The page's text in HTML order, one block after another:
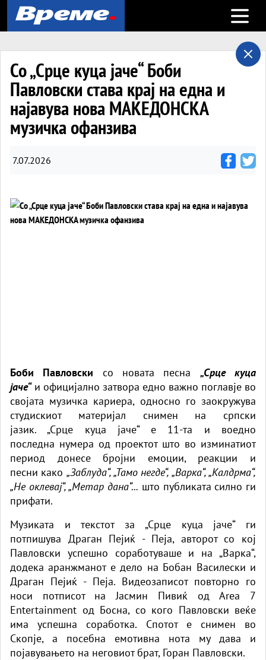
Open
Со „Срце куца јаче“ Боби
Павловски става крај на една и
најавува нова МАКЕДОНСКА
музичка офанзива
7.07.2026
Боби Павловски со новата песна „Срце куца
јаче“и официјално затвора едно важно поглавје во
својата музичка кариера, односно го заокружува
студискиот материјал снимен на српски
јазик. „Срце куца јаче“ е 11-та и воедно
последна нумера од проектот што во изминатиот
период донесе бројни емоции, реакции и
песни како „Заблуда“, „Тамо негде“, „Варка“, „Калдрма“,
„Не оклевај“, „Метар дана“... што публиката силно ги
прифати.
Музиката и текстот за „Срце куца јаче“ ги
потпишува Драган Пејиќ - Пеја, авторот со кој
Павловски успешно соработуваше и на „Варка“,
додека аранжманот е дело на Бобан Василески и
Драган Пејиќ - Пеја. Видеозаписот повторно го
носи потписот на Јасмин Пивиќ од Area 7
Entertainment од Босна, со кого Павловски веќе
има успешна соработка. Спотот е снимен во
Скопје, а посебна емотивна нота му дава и
појавувањето на неговиот брат, Горан Павловски.